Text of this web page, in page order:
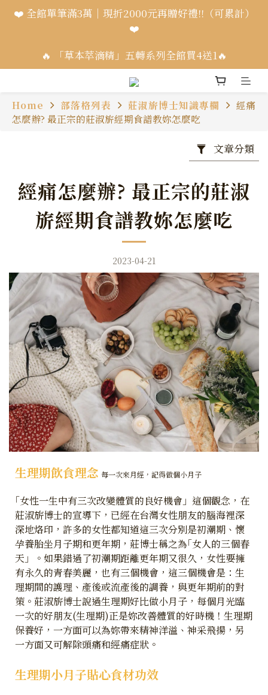
❤️ 全館單筆滿3萬｜現折2000元再贈好禮!!（可累計）
❤️
🔥 「草本萃滴精」五轉系列全館買4送1🔥
Home 部落格列表 莊淑旂博士知識專欄
經痛
怎麼辦? 最正宗的莊淑旂經期食譜教妳怎麼吃
文章分類
經痛怎麼辦? 最正宗的莊淑
旂經期食譜教妳怎麼吃
2023-04-21
生理期飲食理念 每一次來月經，記得做個小月子
｢女性一生中有三次改變體質的良好機會」這個觀念，在
莊淑旂博士的宣導下，已經在台灣女性朋友的腦海裡深
深地烙印，許多的女性都知道這三次分別是初潮期、懷
孕養胎坐月子期和更年期，莊博士稱之為｢女人的三個春
天」。如果錯過了初潮期距離更年期又很久，女性要擁
有永久的青春美麗，也有三個機會，這三個機會是：生
理期間的護理、產後或流產後的調養，與更年期前的對
策。莊淑旂博士說過生理期好比做小月子，每個月光臨
一次的好朋友(生理期)正是妳改善體質的好時機！生理期
保養好，一方面可以為妳帶來精神洋溢、神采飛揚，另
一方面又可解除頭痛和經痛症狀。
生理期小月子貼心食材功效